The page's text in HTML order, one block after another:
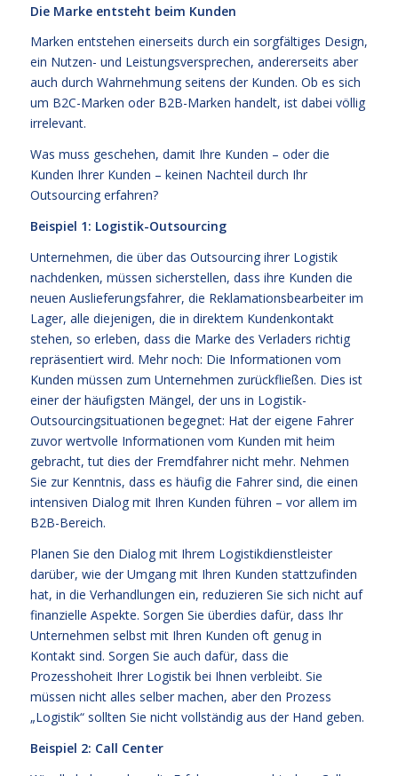
Die Marke entsteht beim Kunden
Marken entstehen einerseits durch ein sorgfältiges Design,
ein Nutzen- und Leistungsversprechen, andererseits aber
auch durch Wahrnehmung seitens der Kunden. Ob es sich
um B2C-Marken oder B2B-Marken handelt, ist dabei völlig
irrelevant.
Was muss geschehen, damit Ihre Kunden – oder die
Kunden Ihrer Kunden – keinen Nachteil durch Ihr
Outsourcing erfahren?
Beispiel 1: Logistik-Outsourcing
Unternehmen, die über das Outsourcing ihrer Logistik
nachdenken, müssen sicherstellen, dass ihre Kunden die
neuen Auslieferungsfahrer, die Reklamationsbearbeiter im
Lager, alle diejenigen, die in direktem Kundenkontakt
stehen, so erleben, dass die Marke des Verladers richtig
repräsentiert wird. Mehr noch: Die Informationen vom
Kunden müssen zum Unternehmen zurückfließen. Dies ist
einer der häufigsten Mängel, der uns in Logistik-
Outsourcingsituationen begegnet: Hat der eigene Fahrer
zuvor wertvolle Informationen vom Kunden mit heim
gebracht, tut dies der Fremdfahrer nicht mehr. Nehmen
Sie zur Kenntnis, dass es häufig die Fahrer sind, die einen
intensiven Dialog mit Ihren Kunden führen – vor allem im
B2B-Bereich.
Planen Sie den Dialog mit Ihrem Logistikdienstleister
darüber, wie der Umgang mit Ihren Kunden stattzufinden
hat, in die Verhandlungen ein, reduzieren Sie sich nicht auf
finanzielle Aspekte. Sorgen Sie überdies dafür, dass Ihr
Unternehmen selbst mit Ihren Kunden oft genug in
Kontakt sind. Sorgen Sie auch dafür, dass die
Prozesshoheit Ihrer Logistik bei Ihnen verbleibt. Sie
müssen nicht alles selber machen, aber den Prozess
„Logistik“ sollten Sie nicht vollständig aus der Hand geben.
Beispiel 2: Call Center